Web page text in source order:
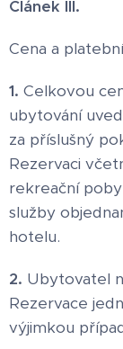
Článek III.
Cena a
1. Celkovou
ubytování
za příslušný
Rezervaci
rekreační
služby
hotelu.
2. Ubytovatel
Rezervace
výjimkou